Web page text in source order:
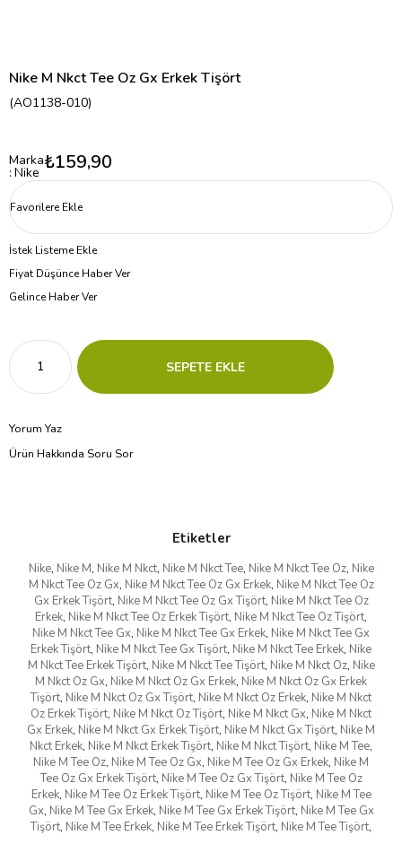
Nike M Nkct Tee Oz Gx Erkek Tişört
(AO1138-010)
Marka
: Nike ₺159,90
Favorilere Ekle
İstek Listeme Ekle
Fiyat Düşünce Haber Ver
Gelince Haber Ver
Yorum Yaz
Ürün Hakkında Soru Sor
Etiketler
Nike, Nike M, Nike M Nkct, Nike M Nkct Tee, Nike M Nkct Tee Oz, Nike
M Nkct Tee Oz Gx, Nike M Nkct Tee Oz Gx Erkek, Nike M Nkct Tee Oz
Gx Erkek Tişört, Nike M Nkct Tee Oz Gx Tişört, Nike M Nkct Tee Oz
Erkek, Nike M Nkct Tee Oz Erkek Tişört, Nike M Nkct Tee Oz Tişört,
Nike M Nkct Tee Gx, Nike M Nkct Tee Gx Erkek, Nike M Nkct Tee Gx
Erkek Tişört, Nike M Nkct Tee Gx Tişört, Nike M Nkct Tee Erkek, Nike
M Nkct Tee Erkek Tişört, Nike M Nkct Tee Tişört, Nike M Nkct Oz, Nike
M Nkct Oz Gx, Nike M Nkct Oz Gx Erkek, Nike M Nkct Oz Gx Erkek
Tişört, Nike M Nkct Oz Gx Tişört, Nike M Nkct Oz Erkek, Nike M Nkct
Oz Erkek Tişört, Nike M Nkct Oz Tişört, Nike M Nkct Gx, Nike M Nkct
Gx Erkek, Nike M Nkct Gx Erkek Tişört, Nike M Nkct Gx Tişört, Nike M
Nkct Erkek, Nike M Nkct Erkek Tişört, Nike M Nkct Tişört, Nike M Tee,
Nike M Tee Oz, Nike M Tee Oz Gx, Nike M Tee Oz Gx Erkek, Nike M
Tee Oz Gx Erkek Tişört, Nike M Tee Oz Gx Tişört, Nike M Tee Oz
Erkek, Nike M Tee Oz Erkek Tişört, Nike M Tee Oz Tişört, Nike M Tee
Gx, Nike M Tee Gx Erkek, Nike M Tee Gx Erkek Tişört, Nike M Tee Gx
Tişört, Nike M Tee Erkek, Nike M Tee Erkek Tişört, Nike M Tee Tişört,